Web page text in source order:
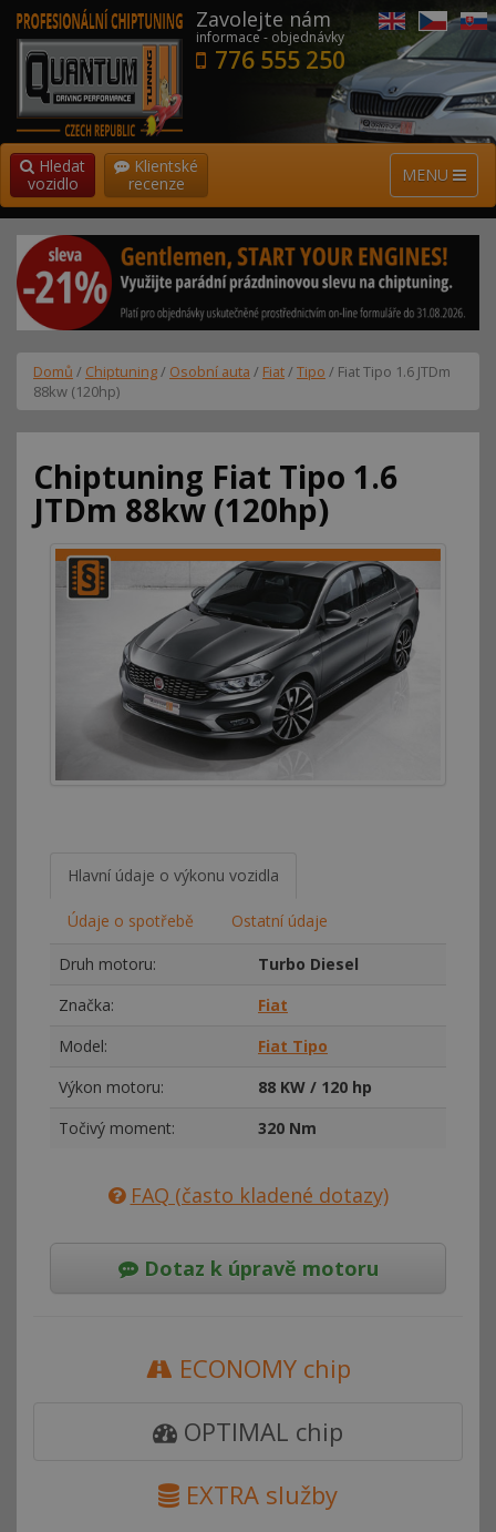
Zavolejte nám
informace - objednávky
776 555 250
MENU
Hledat
vozidlo
Klientské
recenze
Domů / Chiptuning/ Osobní auta / Fiat/Tipo / Fiat Tipo 1.6 JTDm
88kw (120hp)
Chiptuning Fiat Tipo 1.6
JTDm 88kw (120hp)
Hlavní údaje o výkonu vozidla
Údaje o spotřebě Ostatní údaje
Druh motoru:
Turbo Diesel
Značka:
Fiat
Model:
Fiat Tipo
Výkon motoru:
88 KW / 120 hp
Točivý moment:
320 Nm
FAQ (často kladené dotazy)
Dotaz k úpravě motoru
ECONOMY chip
OPTIMAL chip
EXTRA služby